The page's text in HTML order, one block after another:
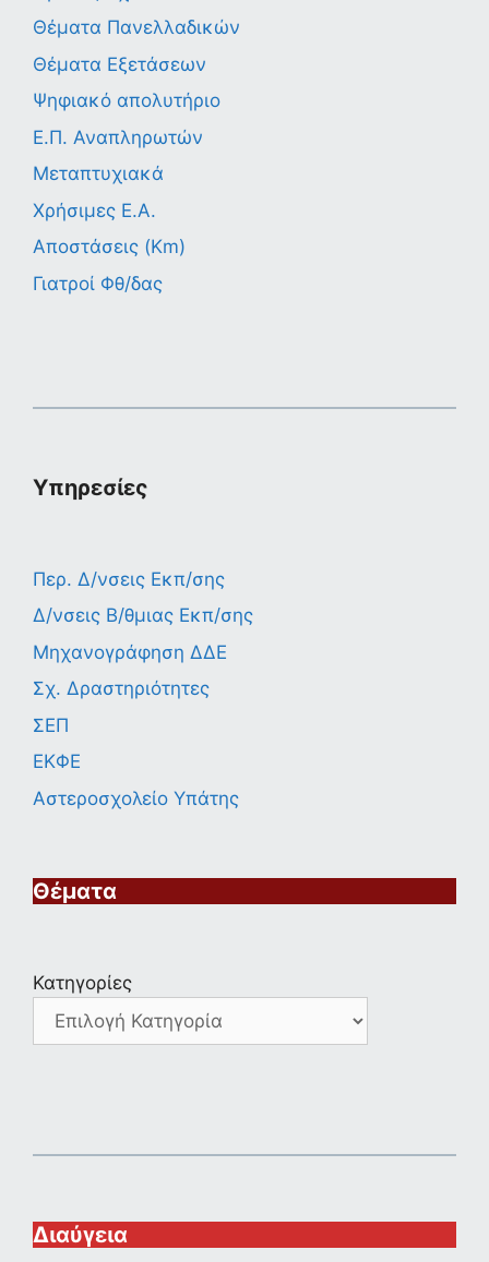
Θέματα Πανελλαδικών
Θέματα Εξετάσεων
Ψηφιακό απολυτήριο
Ε.Π. Αναπληρωτών
Μεταπτυχιακά
Χρήσιμες Ε.Α.
Αποστάσεις (Km)
Γιατροί Φθ/δας
Υπηρεσίες
Περ. Δ/νσεις Εκπ/σης
Δ/νσεις Β/θμιας Εκπ/σης
Μηχανογράφηση ΔΔΕ
Σχ. Δραστηριότητες
ΣΕΠ
ΕΚΦΕ
Αστεροσχολείο Υπάτης
Θέματα
Κατηγορίες
Διαύγεια